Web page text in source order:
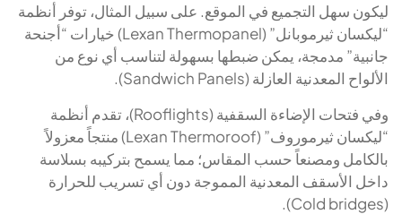
ليكون سهل التجميع في الموقع. على سبيل المثال، توفر أنظمة
“ليكسان ثيرموبانل” (Lexan Thermopanel) خيارات “أجنحة
جانبية” مدمجة، يمكن ضبطها بسهولة لتناسب أي نوع من
الألواح المعدنية العازلة (Sandwich Panels).
وفي فتحات الإضاءة السقفية (Rooflights)، تقدم أنظمة
“ليكسان ثيرموروف” (Lexan Thermoroof) منتجاً معزولاً
بالكامل ومصنعاً حسب المقاس؛ مما يسمح بتركيبه بسلاسة
داخل الأسقف المعدنية المموجة دون أي تسريب للحرارة
(Cold bridges).